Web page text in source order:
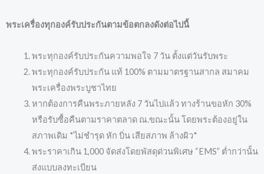
พระเครื่องทุกองค์รับประกันตามข้อตกลงดังต่อไปนี้
พระทุกองค์รับประกันความพอใจ 7 วัน ตั้งแต่วันรับพระ
พระทุกองค์รับประกัน แท้ 100% ตามมาตรฐานสากล สมาคม
พระเครื่องพระบูชาไทย
หากต้องการคืนพระภายหลัง 7 วันไปแล้ว ทางร้านขอหัก 30%
หรือรับซื้อคืนตามราคาตลาด ณ.ขณะนั้น โดยพระต้องอยู่ใน
สภาพเดิม *ไม่ชำรุด หัก บิ่น เสียสภาพ ล้างผิว*
พระราคาเกิน 1,000 จัดส่งโดยพัสดุด่วนพิเศษ “EMS” ต่ำกว่านั้น
ส่งแบบลงทะเบียน